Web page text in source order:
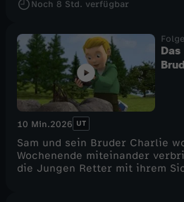
Noch 8 Std. verfügbar
Das
10 Min.2026 UT
Sam und sein Bruder Charlie
Wochenende miteinander
die Jungen Retter mit ihrem